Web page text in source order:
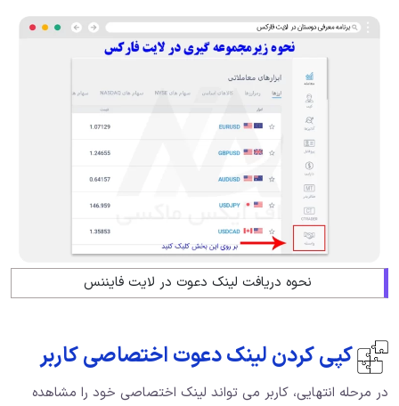
نحوه دریافت لینک دعوت در لایت فایننس
کپی کردن لینک دعوت اختصاصی کاربر
در مرحله انتهایی، کاربر می تواند لینک اختصاصی خود را مشاهده